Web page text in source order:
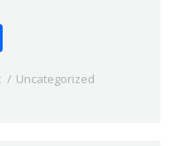
Uncategorized